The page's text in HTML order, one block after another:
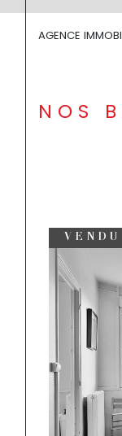
AGENCE
NOS
VENDU